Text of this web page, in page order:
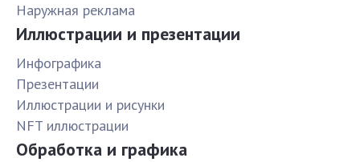
Наружная реклама
Иллюстрации и презентации
Инфографика
Презентации
Иллюстрации и рисунки
NFT иллюстрации
Обработка и графика